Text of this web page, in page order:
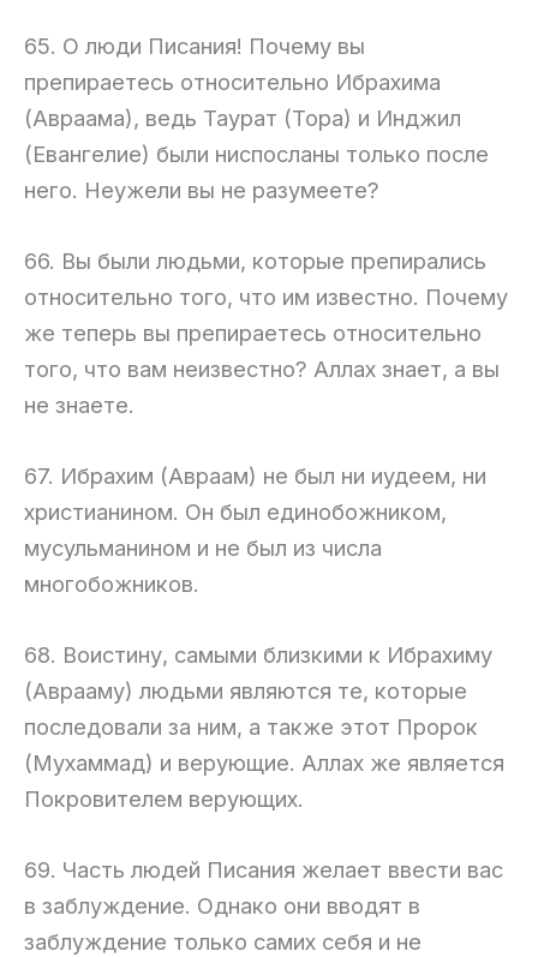
65. О люди Писания! Почему вы
препираетесь относительно Ибрахима
(Авраама), ведь Таурат (Тора) и Инджил
(Евангелие) были ниспосланы только после
него. Неужели вы не разумеете?
66. Вы были людьми, которые препирались
относительно того, что им известно. Почему
же теперь вы препираетесь относительно
того, что вам неизвестно? Аллах знает, а вы
не знаете.
67. Ибрахим (Авраам) не был ни иудеем, ни
христианином. Он был единобожником,
мусульманином и не был из числа
многобожников.
68. Воистину, самыми близкими к Ибрахиму
(Аврааму) людьми являются те, которые
последовали за ним, а также этот Пророк
(Мухаммад) и верующие. Аллах же является
Покровителем верующих.
69. Часть людей Писания желает ввести вас
в заблуждение. Однако они вводят в
заблуждение только самих себя и не